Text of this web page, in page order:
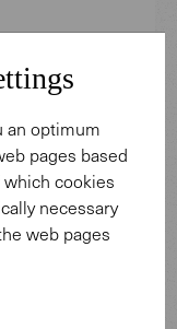
an optimum
pages based
which cookies
necessary
web pages